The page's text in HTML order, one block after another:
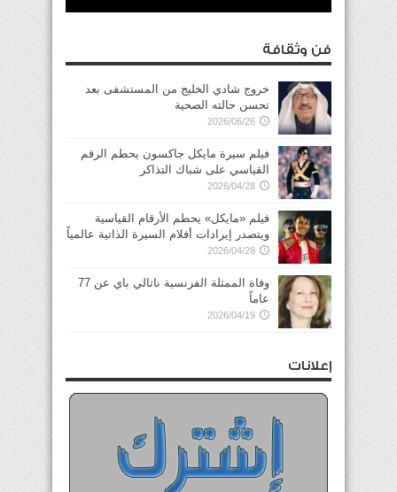
فن وثقافة
خروج شادي الخليج من المستشفى بعد
تحسن حالته الصحية
2026/06/26
فيلم سيرة مايكل جاكسون يحطم الرقم
القياسي على شباك التذاكر
2026/04/28
فيلم «مايكل» يحطم الأرقام القياسية
ويتصدر إيرادات أفلام السيرة الذاتية عالمياً
2026/04/28
وفاة الممثلة الفرنسية ناتالي باي عن 77
عاماً
2026/04/19
إعلانات